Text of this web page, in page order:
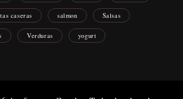
caseras salmon Salsas
Verduras yogurt